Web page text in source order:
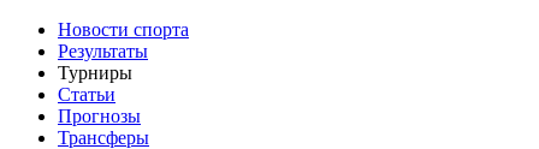
Новости спорта
Результаты
Турниры
Статьи
Прогнозы
Трансферы